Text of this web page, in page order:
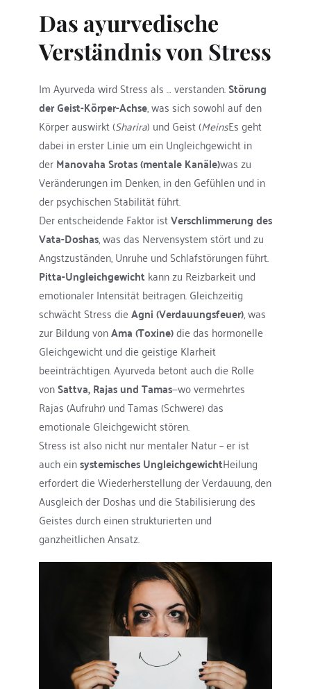
Das ayurvedische
Verständnis von Stress
Im Ayurveda wird Stress als … verstanden. Störung
der Geist-Körper-Achse, was sich sowohl auf den
Körper auswirkt (Sharira) und Geist (MeinsEs geht
dabei in erster Linie um ein Ungleichgewicht in
der Manovaha Srotas (mentale Kanäle)was zu
Veränderungen im Denken, in den Gefühlen und in
der psychischen Stabilität führt.
Der entscheidende Faktor ist Verschlimmerung des
Vata-Doshas, was das Nervensystem stört und zu
Angstzuständen, Unruhe und Schlafstörungen führt.
Pitta-Ungleichgewicht kann zu Reizbarkeit und
emotionaler Intensität beitragen. Gleichzeitig
schwächt Stress die Agni (Verdauungsfeuer), was
zur Bildung von Ama (Toxine) die das hormonelle
Gleichgewicht und die geistige Klarheit
beeinträchtigen. Ayurveda betont auch die Rolle
von Sattva, Rajas und Tamas—wo vermehrtes
Rajas (Aufruhr) und Tamas (Schwere) das
emotionale Gleichgewicht stören.
Stress ist also nicht nur mentaler Natur – er ist
auch ein systemisches UngleichgewichtHeilung
erfordert die Wiederherstellung der Verdauung, den
Ausgleich der Doshas und die Stabilisierung des
Geistes durch einen strukturierten und
ganzheitlichen Ansatz.